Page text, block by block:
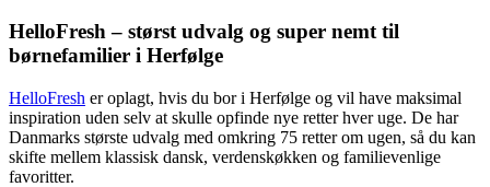
HelloFresh – størst udvalg og super nemt til
børnefamilier i Herfølge
HelloFresh er oplagt, hvis du bor i Herfølge og vil have maksimal
inspiration uden selv at skulle opfinde nye retter hver uge. De har
Danmarks største udvalg med omkring 75 retter om ugen, så du kan
skifte mellem klassisk dansk, verdenskøkken og familievenlige
favoritter.